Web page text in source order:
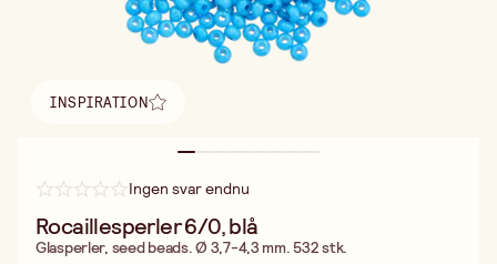
INSPIRATION
Find inspiration
Ingen svar endnu
Rocaillesperler 6/0, blå
Glasperler, seed beads. Ø 3,7-4,3 mm. 532 stk.